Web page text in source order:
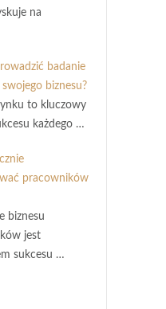
na
badanie
biznesu?
to kluczowy
każdego …
pracowników
biznesu
jest
sukcesu …